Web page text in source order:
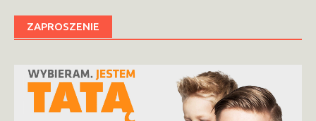
ZAPROSZENIE